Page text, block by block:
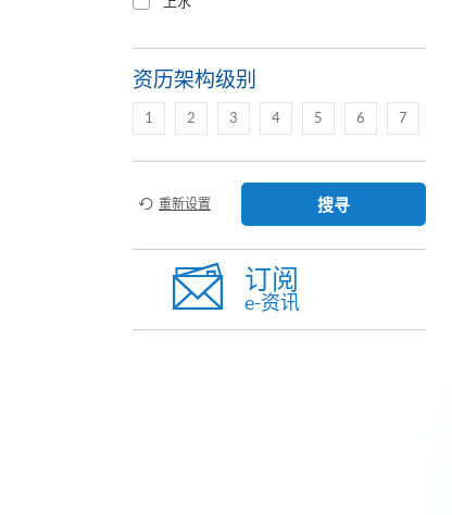
资历架构级别
1 2 3 4 5 6 7
重新设置 搜寻
订阅
e-资讯